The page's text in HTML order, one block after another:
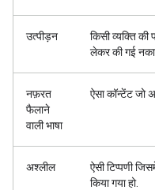
उत्पीड़न
किसी व्यक्ति की
लेकर की गई
नफ़रत
फैलाने
वाली भाषा
ऐसा कॉन्टेंट जो
अश्लील
ऐसी टिप्पणी
किया गया हो.